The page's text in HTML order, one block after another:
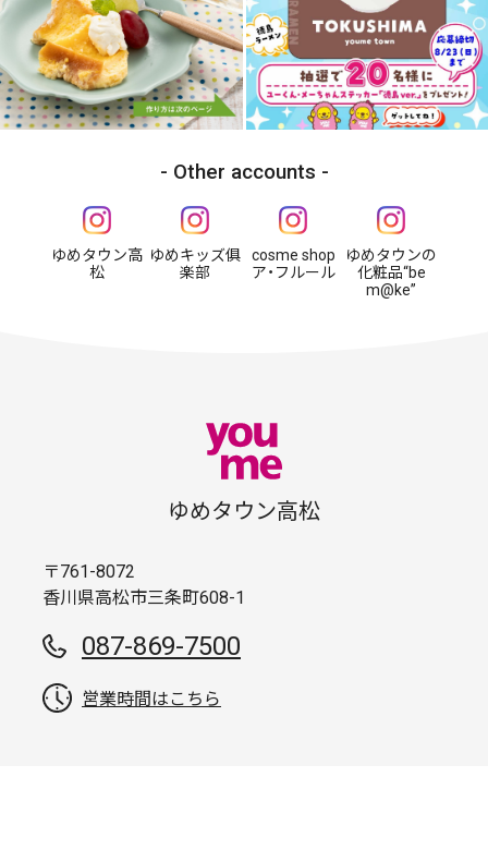
Other accounts
ゆめタウン高
松
ゆめキッズ俱
楽部
cosme shop
ア・フルール
ゆめタウンの
化粧品“be
m@ke”
ゆめタウン高松
〒761-8072
香川県高松市三条町608-1
087-869-7500
営業時間はこちら